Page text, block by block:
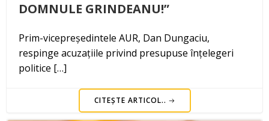
DOMNULE GRINDEANU!”
Prim-vicepreședintele AUR, Dan Dungaciu,
respinge acuzațiile privind presupuse înțelegeri
politice […]
CITEȘTE ARTICOL..